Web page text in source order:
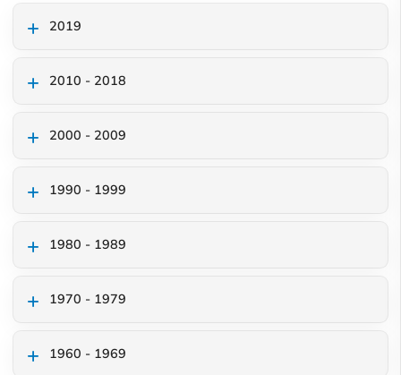
2019
2010 - 2018
2000 - 2009
1990 - 1999
1980 - 1989
1970 - 1979
1960 - 1969